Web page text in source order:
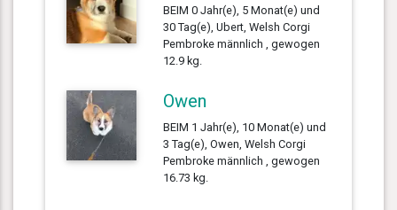
BEIM 0 Jahr(e), 5 Monat(e) und
30 Tag(e), Ubert, Welsh Corgi
Pembroke männlich , gewogen
12.9 kg.
Owen
BEIM 1 Jahr(e), 10 Monat(e) und
3 Tag(e), Owen, Welsh Corgi
Pembroke männlich , gewogen
16.73 kg.